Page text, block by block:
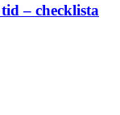
– checklista